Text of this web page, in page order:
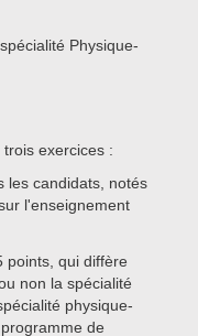
Physique-
exercices :
les candidats, notés
l'enseignement
points, qui diffère
non la spécialité
physique-
de